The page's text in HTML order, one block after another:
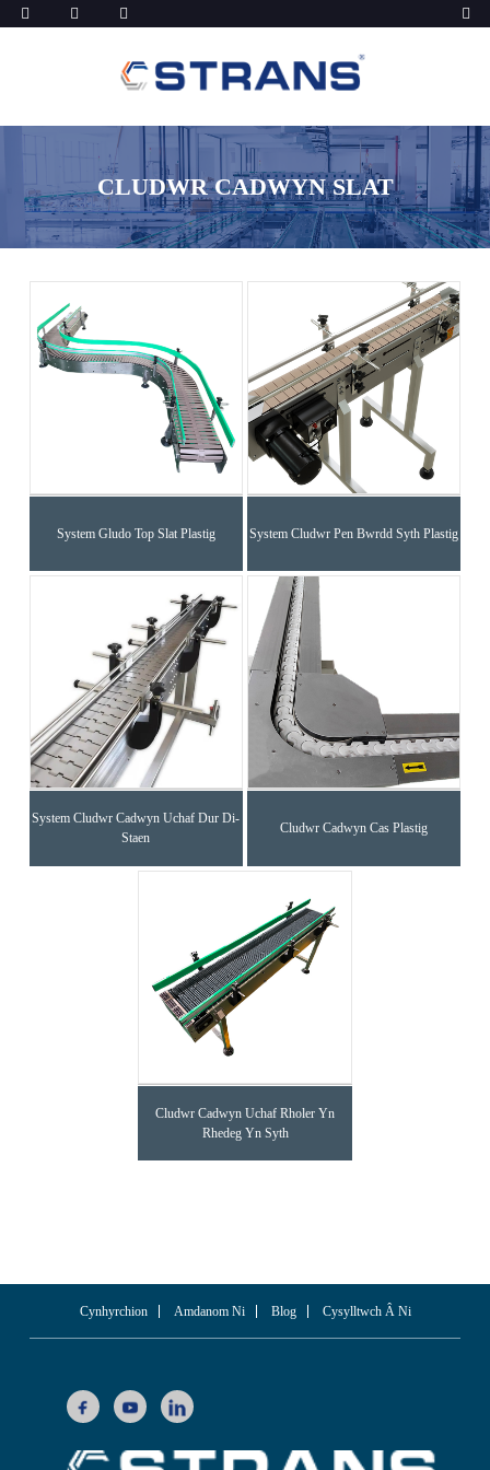
CLUDWR CADWYN SLAT
System Gludo Top Slat Plastig System Cludwr Pen Bwrdd Syth Plastig
System Cludwr Cadwyn Uchaf Dur Di-
Staen
Cludwr Cadwyn Cas Plastig
Cludwr Cadwyn Uchaf Rholer Yn
Rhedeg Yn Syth
Cynhyrchion Amdanom Ni Blog Cysylltwch Â Ni